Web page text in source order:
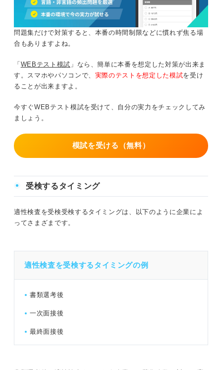
問題集だけで対策すると、本番の時間制限などに慣れず焦る場
合もありますよね。
「 WEBテスト模試 」なら、簡単に本番を想定した対策が出来ま
す。スマホやパソコンで、 実際のテストを想定した模試を受け
ることが出来ますよ。
今すぐWEBテスト模試を受けて、自分の実力をチェックしてみ
ましょう。
模試を受ける（無料）
受検するタイミング
適性検査を受検受検するタイミングは、以下のように企業によ
ってさまざまです。
適性検査を受検するタイミングの例
書類選考後
一次面接後
最終面接後